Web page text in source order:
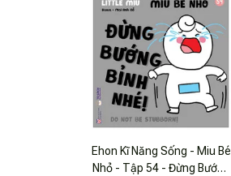
Ehon Kĩ Năng Sống - Miu Bé
Nhỏ - Tập 54 - Đừng Bướng